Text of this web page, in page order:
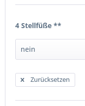
4 Stellfüße **
Zurücksetzen